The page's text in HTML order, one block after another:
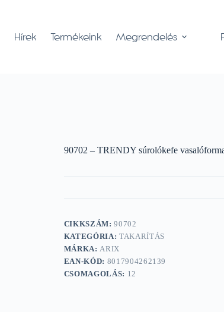
Hírek Termékeink Megrendelés
90702 – TRENDY súrolókefe
CIKKSZÁM:90702
KATEGÓRIA: TAKARÍTÁS
MÁRKA:ARIX
EAN-KÓD: 8017904262139
CSOMAGOLÁS: 12